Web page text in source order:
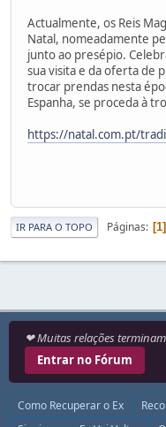
Actualmente, os Reis
Natal, nomeadamente
junto ao presépio.
sua visita e da oferta de
trocar prendas nesta
Espanha, se proceda à
https://natal.com.pt/
IR PARA O TOPO Páginas 1
❤ Muitas relações
Entrar no Fórum
Como Recuperar o Ex